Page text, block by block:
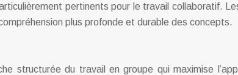
pertinents pour le travail collaboratif.
plus profonde et durable des concepts.
structurée du travail en groupe qui maximise